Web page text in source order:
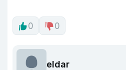
0 0
eldar